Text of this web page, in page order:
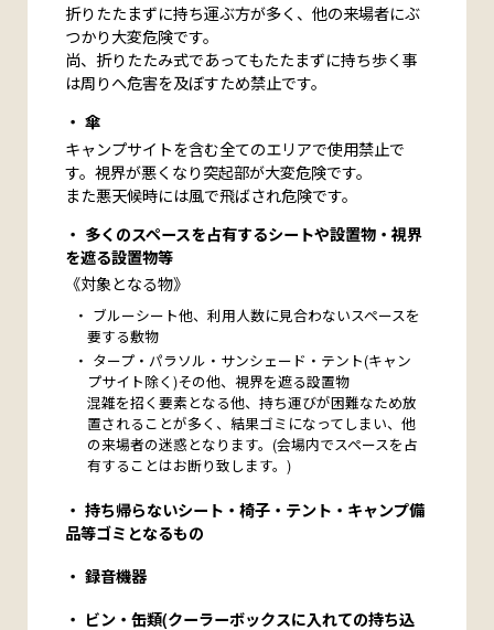
折りたたまずに持ち運ぶ方が多く、他の来場者にぶ
つかり大変危険です。
尚、折りたたみ式であってもたたまずに持ち歩く事
は周りへ危害を及ぼすため禁止です。
傘
キャンプサイトを含む全てのエリアで使用禁止で
す。視界が悪くなり突起部が大変危険です。
また悪天候時には風で飛ばされ危険です。
多くのスペースを占有するシートや設置物・視界
を遮る設置物等
《対象となる物》
ブルーシート他、利用人数に見合わないスペースを
要する敷物
タープ・パラソル・サンシェード・テント(キャン
プサイト除く)その他、視界を遮る設置物
混雑を招く要素となる他、持ち運びが困難なため放
置されることが多く、結果ゴミになってしまい、他
の来場者の迷惑となります。(会場内でスペースを占
有することはお断り致します。)
持ち帰らないシート・椅子・テント・キャンプ備
品等ゴミとなるもの
録音機器
ビン・缶類(クーラーボックスに入れての持ち込